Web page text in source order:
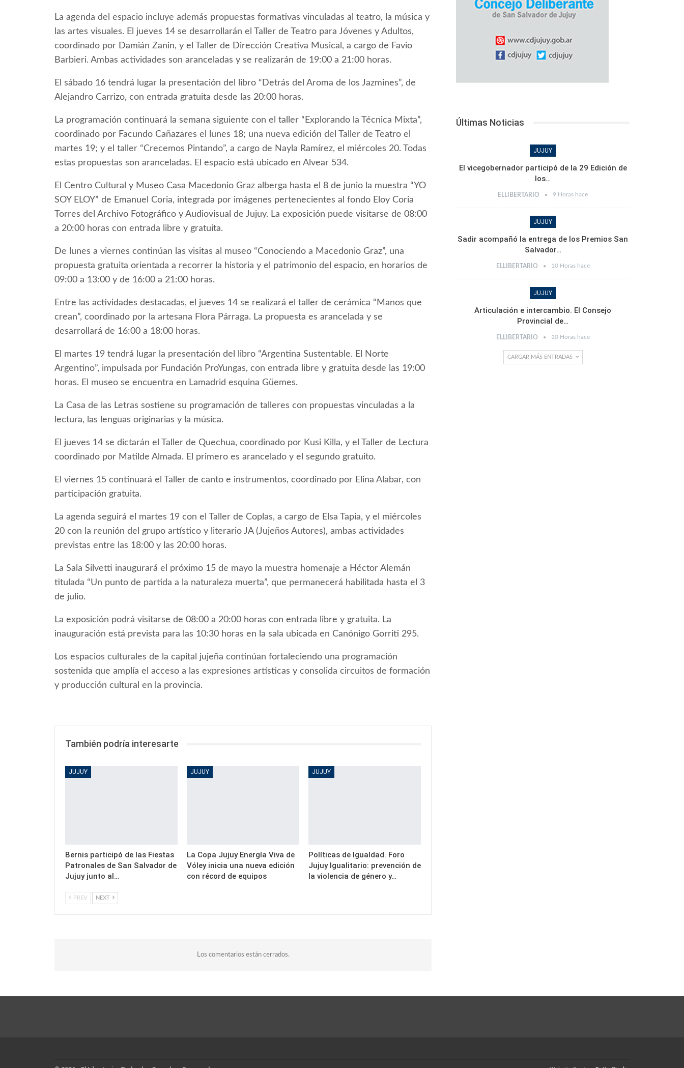
La agenda del espacio incluye además propuestas formativas vinculadas al teatro, la música y
las artes visuales. El jueves 14 se desarrollarán el Taller de Teatro para Jóvenes y Adultos,
coordinado por Damián Zanin, y el Taller de Dirección Creativa Musical, a cargo de Favio
Barbieri. Ambas actividades son aranceladas y se realizarán de 19:00 a 21:00 horas.
El sábado 16 tendrá lugar la presentación del libro “Detrás del Aroma de los Jazmines”, de
Alejandro Carrizo, con entrada gratuita desde las 20:00 horas.
La programación continuará la semana siguiente con el taller “Explorando la Técnica Mixta”,
coordinado por Facundo Cañazares el lunes 18; una nueva edición del Taller de Teatro el
martes 19; y el taller “Crecemos Pintando”, a cargo de Nayla Ramírez, el miércoles 20. Todas
estas propuestas son aranceladas. El espacio está ubicado en Alvear 534.
El Centro Cultural y Museo Casa Macedonio Graz alberga hasta el 8 de junio la muestra “YO
SOY ELOY” de Emanuel Coria, integrada por imágenes pertenecientes al fondo Eloy Coria
Torres del Archivo Fotográfico y Audiovisual de Jujuy. La exposición puede visitarse de 08:00
a 20:00 horas con entrada libre y gratuita.
De lunes a viernes continúan las visitas al museo “Conociendo a Macedonio Graz”, una
propuesta gratuita orientada a recorrer la historia y el patrimonio del espacio, en horarios de
09:00 a 13:00 y de 16:00 a 21:00 horas.
Entre las actividades destacadas, el jueves 14 se realizará el taller de cerámica “Manos que
crean”, coordinado por la artesana Flora Párraga. La propuesta es arancelada y se
desarrollará de 16:00 a 18:00 horas.
El martes 19 tendrá lugar la presentación del libro “Argentina Sustentable. El Norte
Argentino”, impulsada por Fundación ProYungas, con entrada libre y gratuita desde las 19:00
horas. El museo se encuentra en Lamadrid esquina Güemes.
La Casa de las Letras sostiene su programación de talleres con propuestas vinculadas a la
lectura, las lenguas originarias y la música.
El jueves 14 se dictarán el Taller de Quechua, coordinado por Kusi Killa, y el Taller de Lectura
coordinado por Matilde Almada. El primero es arancelado y el segundo gratuito.
El viernes 15 continuará el Taller de canto e instrumentos, coordinado por Elina Alabar, con
participación gratuita.
La agenda seguirá el martes 19 con el Taller de Coplas, a cargo de Elsa Tapia, y el miércoles
20 con la reunión del grupo artístico y literario JA (Jujeños Autores), ambas actividades
previstas entre las 18:00 y las 20:00 horas.
La Sala Silvetti inaugurará el próximo 15 de mayo la muestra homenaje a Héctor Alemán
titulada “Un punto de partida a la naturaleza muerta”, que permanecerá habilitada hasta el 3
de julio.
La exposición podrá visitarse de 08:00 a 20:00 horas con entrada libre y gratuita. La
inauguración está prevista para las 10:30 horas en la sala ubicada en Canónigo Gorriti 295.
Los espacios culturales de la capital jujeña continúan fortaleciendo una programación
sostenida que amplía el acceso a las expresiones artísticas y consolida circuitos de formación
y producción cultural en la provincia.
También podría interesarte
JUJUY
Bernis participó de las Fiestas
Patronales de San Salvador de
Jujuy junto al…
JUJUY
La Copa Jujuy Energía Viva de
Vóley inicia una nueva edición
con récord de equipos
JUJUY
Políticas de Igualdad. Foro
Jujuy Igualitario: prevención de
la violencia de género y…
PREV NEXT
Los comentarios están cerrados.
Últimas Noticias
JUJUY
El vicegobernador participó de la 29 Edición de
los…
ELLIBERTARIO 9 Horas hace
JUJUY
Sadir acompañó la entrega de los Premios San
Salvador…
ELLIBERTARIO 10 Horas hace
JUJUY
Articulación e intercambio. El Consejo
Provincial de…
ELLIBERTARIO 10 Horas hace
CARGAR MÁS ENTRADAS